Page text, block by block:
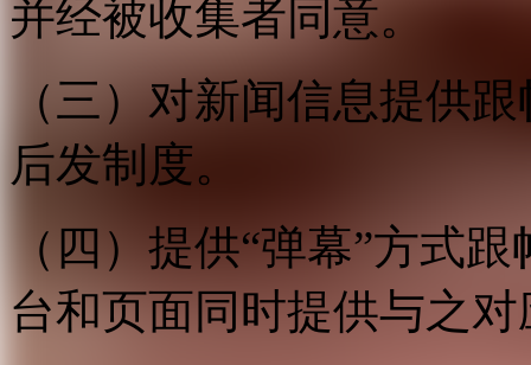
并经被收集者同意。
（三）对新闻信息提供
后发制度。
（四）提供“弹幕”方式
台和页面同时提供与之